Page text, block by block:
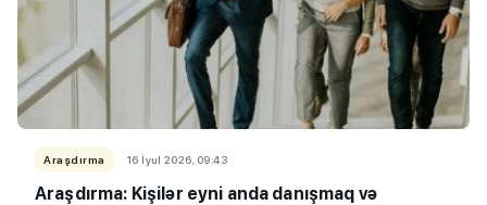
Araşdırma 16 İyul 2026, 09:43
Araşdırma: Kişilər eyni anda danışmaq və